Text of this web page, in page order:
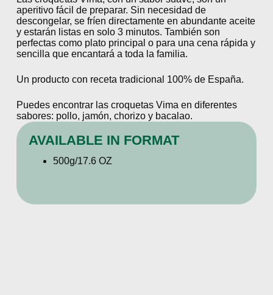
aperitivo fácil de preparar. Sin necesidad de
descongelar, se fríen directamente en abundante aceite
y estarán listas en solo 3 minutos. También son
perfectas como plato principal o para una cena rápida y
sencilla que encantará a toda la familia.
Un producto con receta tradicional 100% de España.
Puedes encontrar las croquetas Vima en diferentes
sabores: pollo, jamón, chorizo y bacalao.
AVAILABLE IN FORMAT
500g/17.6 OZ